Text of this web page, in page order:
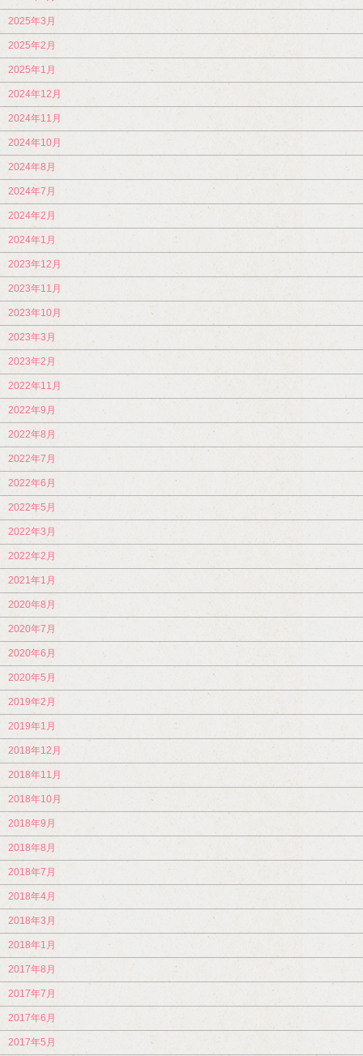
2025年3月
2025年2月
2025年1月
2024年12月
2024年11月
2024年10月
2024年8月
2024年7月
2024年2月
2024年1月
2023年12月
2023年11月
2023年10月
2023年3月
2023年2月
2022年11月
2022年9月
2022年8月
2022年7月
2022年6月
2022年5月
2022年3月
2022年2月
2021年1月
2020年8月
2020年7月
2020年6月
2020年5月
2019年2月
2019年1月
2018年12月
2018年11月
2018年10月
2018年9月
2018年8月
2018年7月
2018年4月
2018年3月
2018年1月
2017年8月
2017年7月
2017年6月
2017年5月